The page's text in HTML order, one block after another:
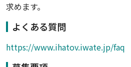
求めます。
よくある質問
https://www.ihatov.iwate.jp/faq